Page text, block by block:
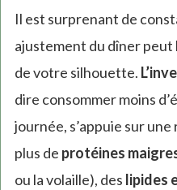
Il est surprenant de
ajustement du dîner
de votre silhouette.
dire consommer moins
journée, s’appuie sur
plus de protéines
ou la volaille), des lipides